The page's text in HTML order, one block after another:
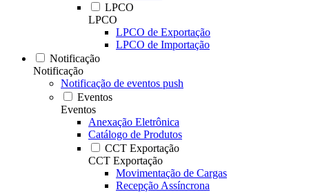
LPCO
LPCO
LPCO de Exportação
LPCO de Importação
Notificação
Notificação
Notificação de eventos push
Eventos
Eventos
Anexação Eletrônica
Catálogo de Produtos
CCT Exportação
CCT Exportação
Movimentação de Cargas
Recepção Assíncrona